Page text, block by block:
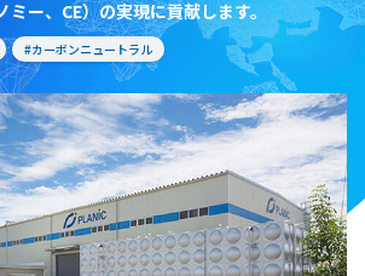
ミー、CE）の実現に貢献します。
#カーボンニュートラル